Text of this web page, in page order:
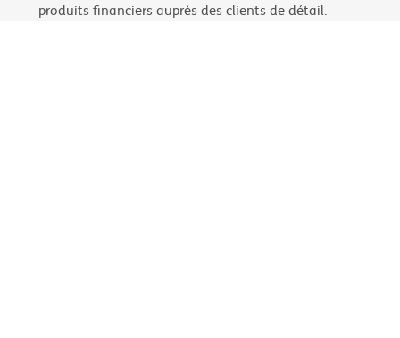
produits financiers auprès des clients de détail.